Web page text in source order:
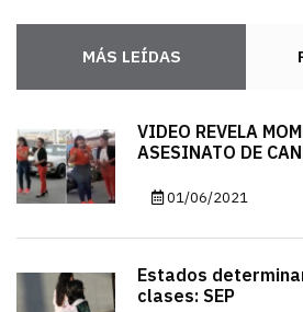
MÁS LEÍDAS
VIDEO REVELA
ASESINATO DE
01/06/2021
Estados
clases: SEP